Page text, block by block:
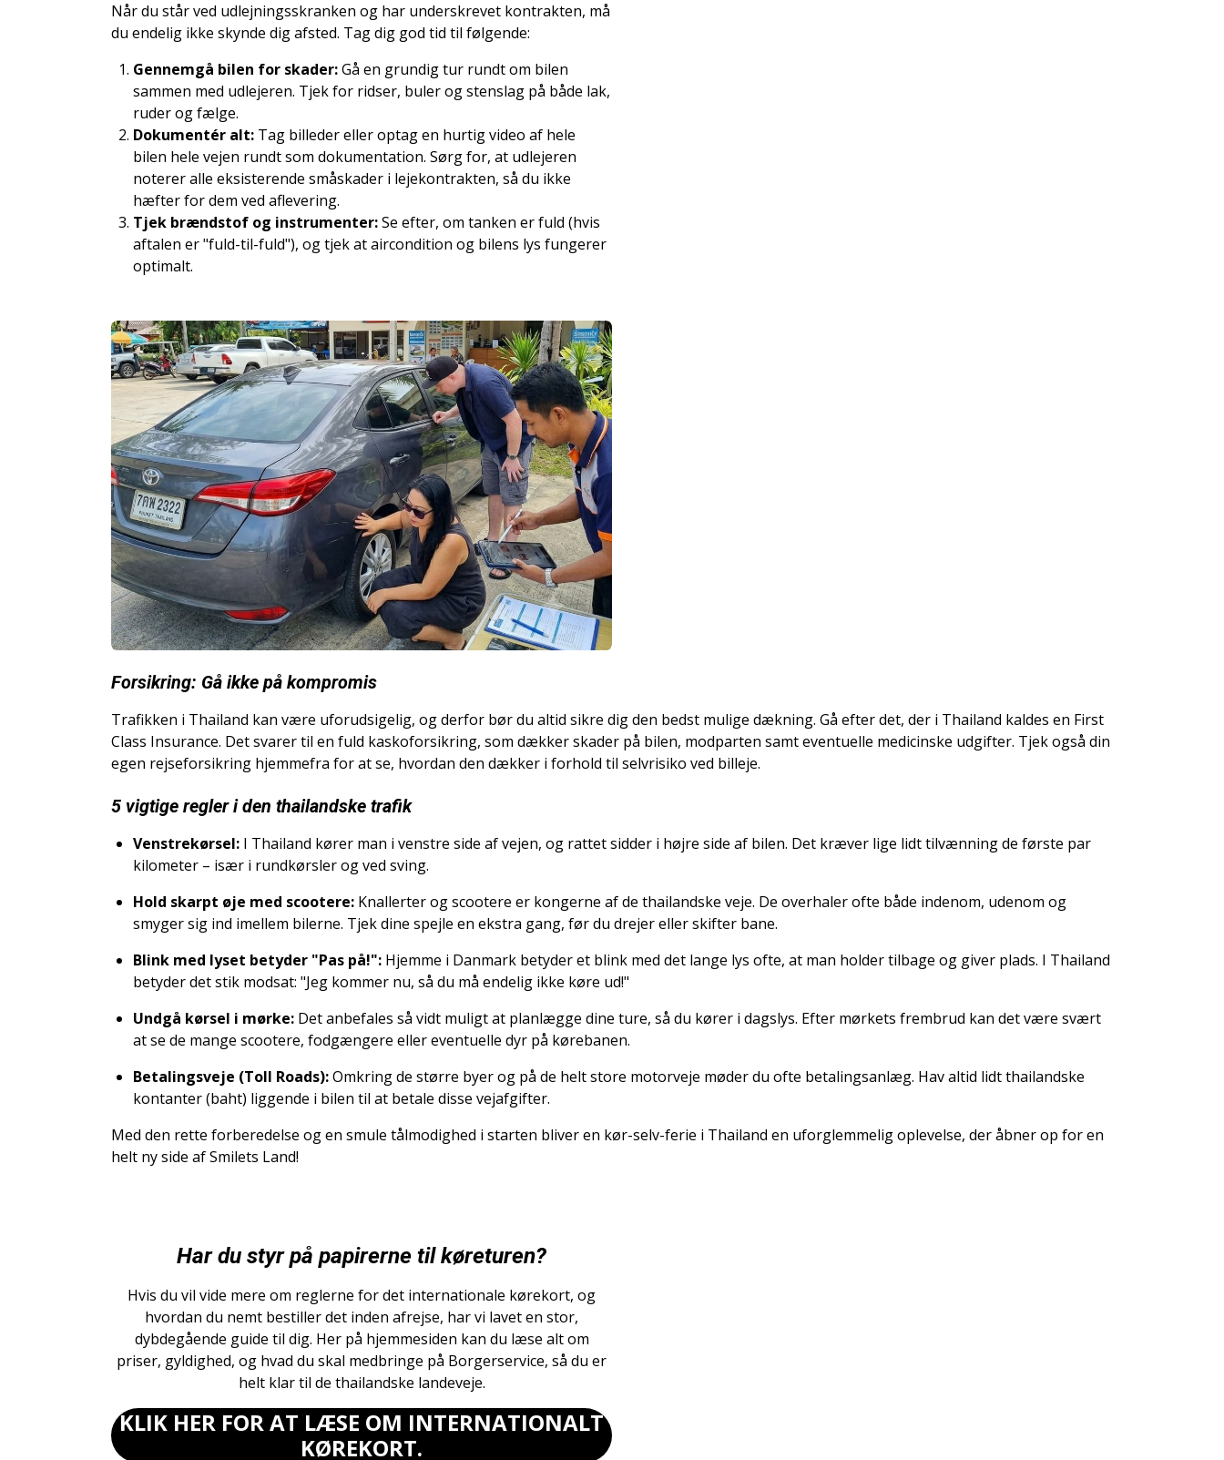
Når du står ved udlejningsskranken og har underskrevet kontrakten, må
du endelig ikke skynde dig afsted. Tag dig god tid til følgende:
Gennemgå bilen for skader:Gå en grundig tur rundt om bilen
sammen med udlejeren. Tjek for ridser, buler og stenslag på både lak,
ruder og fælge.
Dokumentér alt: Tag billeder eller optag en hurtig video af hele
bilen hele vejen rundt som dokumentation. Sørg for, at udlejeren
noterer alle eksisterende småskader i lejekontrakten, så du ikke
hæfter for dem ved aflevering.
Tjek brændstof og instrumenter:Se efter, om tanken er fuld (hvis
aftalen er "fuld-til-fuld"), og tjek at aircondition og bilens lys fungerer
optimalt.
Forsikring: Gå ikke på kompromis
Trafikken i Thailand kan være uforudsigelig, og derfor bør du altid sikre dig den bedst mulige dækning. Gå efter det, der i Thailand kaldes en First
Class Insurance. Det svarer til en fuld kaskoforsikring, som dækker skader på bilen, modparten samt eventuelle medicinske udgifter. Tjek også din
egen rejseforsikring hjemmefra for at se, hvordan den dækker i forhold til selvrisiko ved billeje.
5 vigtige regler i den thailandske trafik
Venstrekørsel: I Thailand kører man i venstre side af vejen, og rattet sidder i højre side af bilen. Det kræver lige lidt tilvænning de første par
kilometer – især i rundkørsler og ved sving.
Hold skarpt øje med scootere: Knallerter og scootere er kongerne af de thailandske veje. De overhaler ofte både indenom, udenom og
smyger sig ind imellem bilerne. Tjek dine spejle en ekstra gang, før du drejer eller skifter bane.
Blink med lyset betyder "Pas på!": Hjemme i Danmark betyder et blink med det lange lys ofte, at man holder tilbage og giver plads. I Thailand
betyder det stik modsat: "Jeg kommer nu, så du må endelig ikke køre ud!"
Undgå kørsel i mørke: Det anbefales så vidt muligt at planlægge dine ture, så du kører i dagslys. Efter mørkets frembrud kan det være svært
at se de mange scootere, fodgængere eller eventuelle dyr på kørebanen.
Betalingsveje (Toll Roads):Omkring de større byer og på de helt store motorveje møder du ofte betalingsanlæg. Hav altid lidt thailandske
kontanter (baht) liggende i bilen til at betale disse vejafgifter.
Med den rette forberedelse og en smule tålmodighed i starten bliver en kør-selv-ferie i Thailand en uforglemmelig oplevelse, der åbner op for en
helt ny side af Smilets Land!
Har du styr på papirerne til køreturen?
Hvis du vil vide mere om reglerne for det internationale kørekort, og
hvordan du nemt bestiller det inden afrejse, har vi lavet en stor,
dybdegående guide til dig. Her på hjemmesiden kan du læse alt om
priser, gyldighed, og hvad du skal medbringe på Borgerservice, så du er
helt klar til de thailandske landeveje.
KLIK HER FOR AT LÆSE OM INTERNATIONALT
KØREKORT.